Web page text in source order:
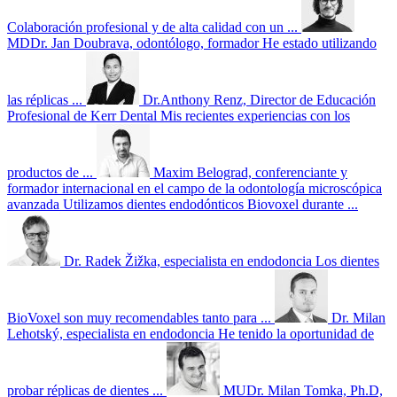
Colaboración profesional y de alta calidad con un ...
MDDr. Jan Doubrava, odontólogo, formador He estado utilizando
las réplicas ...
Dr.Anthony Renz, Director de Educación
Profesional de Kerr Dental Mis recientes experiencias con los
productos de ...
Maxim Belograd, conferenciante y
formador internacional en el campo de la odontología microscópica
avanzada Utilizamos dientes endodónticos Biovoxel durante ...
Dr. Radek Žižka, especialista en endodoncia Los dientes
BioVoxel son muy recomendables tanto para ...
Dr. Milan
Lehotský, especialista en endodoncia He tenido la oportunidad de
probar réplicas de dientes ... MUDr. Milan Tomka, Ph.D,